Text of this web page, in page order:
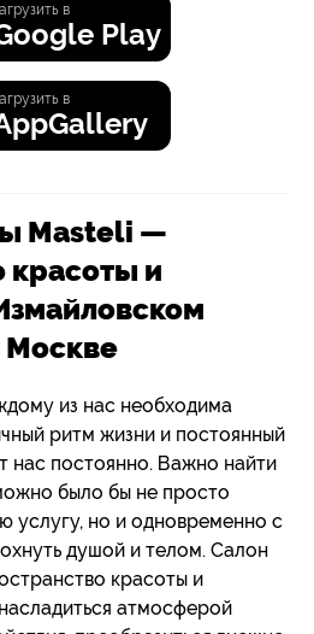
в
Play
в
Masteli —
красоты и
Москве
из нас необходима
ритм жизни и постоянный
нас постоянно. Важно найти
было бы не просто
услугу, но и одновременно с
душой и телом. Салон
красоты и
атмосферой